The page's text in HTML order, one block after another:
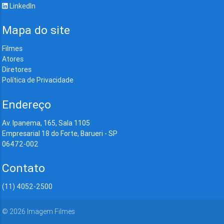
LinkedIn
Mapa do site
Filmes
Atores
Diretores
Política de Privacidade
Endereço
Av. Ipanema, 165, Sala 1105
Empresarial 18 do Forte, Barueri - SP
06472-002
Contato
(11) 4052-2500
© 2026 Imagem Filmes